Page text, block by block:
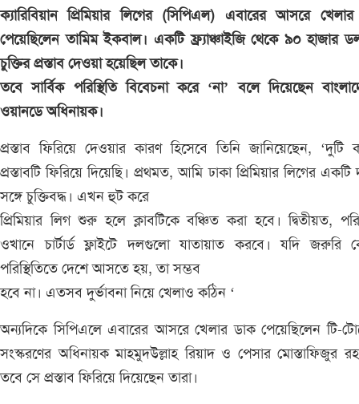
ক্যারিবিয়ান প্রিমিয়ার লিগের (সিপিএল) এবারের আসরে
পেয়েছিলেন তামিম ইকবাল। একটি ফ্র্যাঞ্চাইজি থেকে ৯০ হাজার
চুক্তির প্রস্তাব দেওয়া হয়েছিল তাকে।
তবে সার্বিক পরিস্থিতি বিবেচনা করে ‘না’ বলে দিয়েছেন
ওয়ানডে অধিনায়ক।
প্রস্তাব ফিরিয়ে দেওয়ার কারণ হিসেবে তিনি জানিয়েছেন, ‘দুটি
প্রস্তাবটি ফিরিয়ে দিয়েছি। প্রথমত, আমি ঢাকা প্রিমিয়ার লিগের
সঙ্গে চুক্তিবদ্ধ। এখন হুট করে
প্রিমিয়ার লিগ শুরু হলে ক্লাবটিকে বঞ্চিত করা হবে। দ্বিতীয়ত,
ওখানে চার্টার্ড ফ্লাইটে দলগুলো যাতায়াত করবে। যদি জরুরি
পরিস্থিতিতে দেশে আসতে হয়, তা সম্ভব
হবে না। এতসব দুর্ভাবনা নিয়ে খেলাও কঠিন ‘
অন্যদিকে সিপিএলে এবারের আসরে খেলার ডাক পেয়েছিলেন টি-
সংস্করণের অধিনায়ক মাহমুদউল্লাহ রিয়াদ ও পেসার মোস্তাফিজুর
তবে সে প্রস্তাব ফিরিয়ে দিয়েছেন তারা।